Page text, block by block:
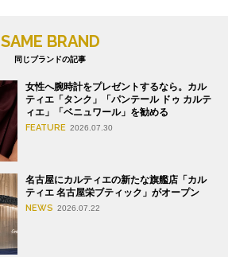
SAME BRAND
同じブランドの記事
女性へ腕時計をプレゼントするなら。カル
ティエ「タンク」「パンテール ドゥ カルテ
ィエ」「ベニュワール」を勧める
FEATURE 2026.07.30
名古屋にカルティエの新たな旗艦店「カル
ティエ 名古屋栄ブティック」がオープン
NEWS 2026.07.22